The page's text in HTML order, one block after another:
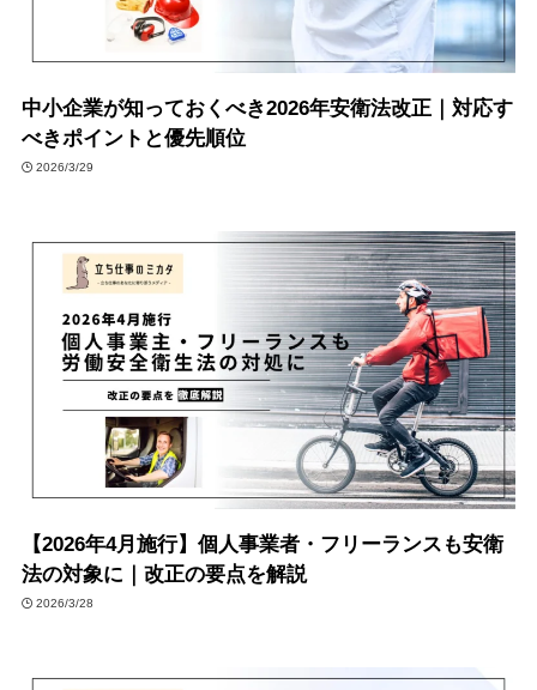
中小企業が知っておくべき2026年安衛法改正｜対応す
べきポイントと優先順位
2026/3/29
【2026年4月施行】個人事業者・フリーランスも安衛
法の対象に｜改正の要点を解説
2026/3/28